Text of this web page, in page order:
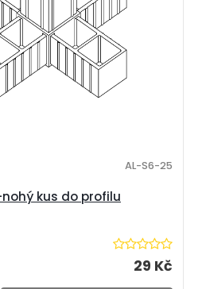
kus do profilu
AL-S6-25
29 Kč